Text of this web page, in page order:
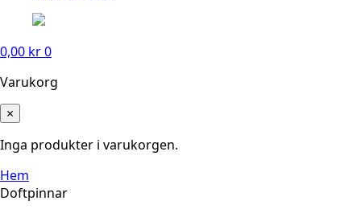
0,00 kr0
Varukorg
×
Inga produkter i varukorgen.
Hem
Doftpinnar